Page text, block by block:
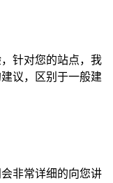
针对您的站点，我
议，区别于一般建
非常详细的向您讲